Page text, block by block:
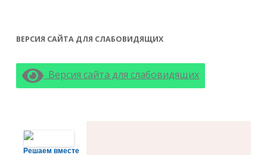
ВЕРСИЯ САЙТА ДЛЯ СЛАБОВИДЯЩИХ
Версия сайта для слабовидящих
Решаем вместе